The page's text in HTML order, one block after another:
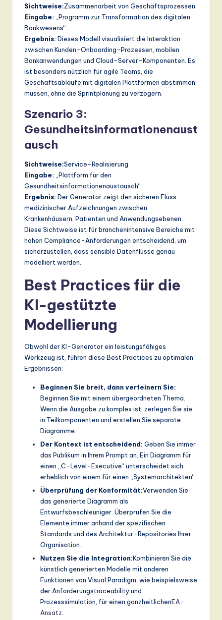
Sichtweise:Zusammenarbeit von Geschäftsprozessen
Eingabe: „Programm zur Transformation des digitalen
Bankwesens“
Ergebnis: Dieses Modell visualisiert die Interaktion
zwischen Kunden-Onboarding-Prozessen, mobilen
Bankanwendungen und Cloud-Server-Komponenten. Es
ist besonders nützlich für agile Teams, die
Geschäftsabläufe mit digitalen Plattformen abstimmen
müssen, ohne die Sprintplanung zu verzögern.
Szenario 3:
Gesundheitsinformationenaust
ausch
Sichtweise:Service-Realisierung
Eingabe: „Plattform für den
Gesundheitsinformationenaustausch“
Ergebnis: Der Generator zeigt den sicheren Fluss
medizinischer Aufzeichnungen zwischen
Krankenhäusern, Patienten und Anwendungsebenen.
Diese Sichtweise ist für branchenintensive Bereiche mit
hohen Compliance-Anforderungen entscheidend, um
sicherzustellen, dass sensible Datenflüsse genau
modelliert werden.
Best Practices für die
KI-gestützte
Modellierung
Obwohl der KI-Generator ein leistungsfähiges
Werkzeug ist, führen diese Best Practices zu optimalen
Ergebnissen:
Beginnen Sie breit, dann verfeinern Sie:
Beginnen Sie mit einem übergeordneten Thema.
Wenn die Ausgabe zu komplex ist, zerlegen Sie sie
in Teilkomponenten und erstellen Sie separate
Diagramme.
Der Kontext ist entscheidend: Geben Sie immer
das Publikum in Ihrem Prompt an. Ein Diagramm für
einen „C-Level-Executive“ unterscheidet sich
erheblich von einem für einen „Systemarchitekten“.
Überprüfung der Konformität:Verwenden Sie
das generierte Diagramm als
Entwurfsbeschleuniger. Überprüfen Sie die
Elemente immer anhand der spezifischen
Standards und des Architektur-Repositories Ihrer
Organisation.
Nutzen Sie die Integration:Kombinieren Sie die
künstlich generierten Modelle mit anderen
Funktionen von Visual Paradigm, wie beispielsweise
der Anforderungstraceability und
Prozesssimulation, für einen ganzheitlichenEA-
Ansatz.